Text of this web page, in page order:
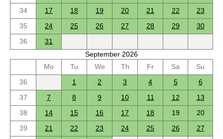
34
17 18 19 20 21 22
23
35
24 25 26 27 28 29
30
36
31
September 2026
Mo
Tu We Th Fr Sa
Su
36
1 2 3 4 5
6
37
7 8 9 10 11 12
13
38
14 15 16 17 18 19
20
39
21 22 23 24 25 26
27